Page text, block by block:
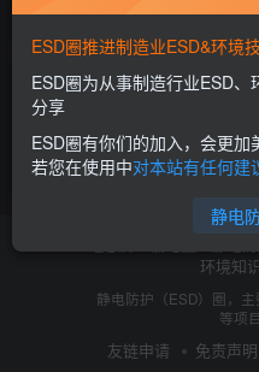
接地
行
静电防护（ESD）圈，
等项
友链申请 免责声明
ESD圈推进制造业ESD&环境
ESD圈为从事制造行业ESD
分享
ESD圈有你们的加入，会更加
若您在使用中对本站有任何建
静电